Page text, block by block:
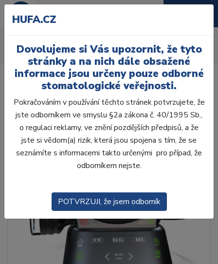
Úvod Gemini EVO laser kit
Akce -20 %
HUFA.CZ
Dovolujeme si Vás upozornit, že tyto
stránky a na nich dále obsažené
informace jsou určeny pouze odborné
stomatologické veřejnosti.
Pokračováním v používání těchto stránek potvrzujete, že
jste odborníkem ve smyslu §2a zákona č. 40/1995 Sb.,
o regulaci reklamy, ve znění pozdějších předpisů, a že
jste si vědom(a) rizik, která jsou spojena s tím, že se
seznámíte s informacemi takto určenými pro případ, že
odborníkem nejste.
POTVRZUJI, že jsem odborník